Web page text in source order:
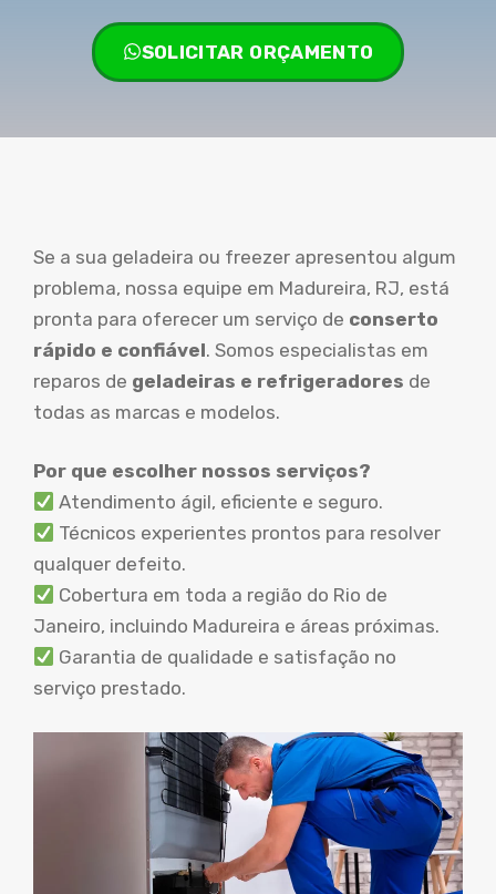
SOLICITAR ORÇAMENTO
Se a sua geladeira ou freezer apresentou algum
problema, nossa equipe em Madureira, RJ, está
pronta para oferecer um serviço de conserto
rápido e confiável. Somos especialistas em
reparos de geladeiras e refrigeradores de
todas as marcas e modelos.
Por que escolher nossos serviços?
Atendimento ágil, eficiente e seguro.
Técnicos experientes prontos para resolver
qualquer defeito.
Cobertura em toda a região do Rio de
Janeiro, incluindo Madureira e áreas próximas.
Garantia de qualidade e satisfação no
serviço prestado.